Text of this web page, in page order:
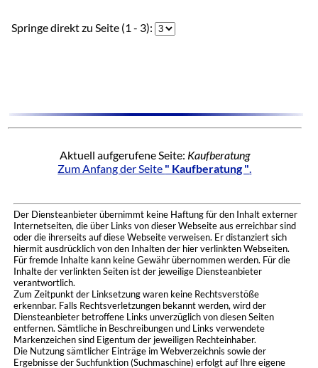
Springe direkt zu Seite (1 - 3):
Aktuell aufgerufene Seite: Kaufberatung
Zum Anfang der Seite " Kaufberatung "
Der Diensteanbieter übernimmt keine Haftung für den Inhalt externer
Internetseiten, die über Links von dieser Webseite aus erreichbar sind
oder die ihrerseits auf diese Webseite verweisen. Er distanziert sich
hiermit ausdrücklich von den Inhalten der hier verlinkten Webseiten.
Für fremde Inhalte kann keine Gewähr übernommen werden. Für die
Inhalte der verlinkten Seiten ist der jeweilige Diensteanbieter
verantwortlich.
Zum Zeitpunkt der Linksetzung waren keine Rechtsverstöße
erkennbar. Falls Rechtsverletzungen bekannt werden, wird der
Diensteanbieter betroffene Links unverzüglich von diesen Seiten
entfernen. Sämtliche in Beschreibungen und Links verwendete
Markenzeichen sind Eigentum der jeweiligen Rechteinhaber.
Die Nutzung sämtlicher Einträge im Webverzeichnis sowie der
Ergebnisse der Suchfunktion (Suchmaschine) erfolgt auf Ihre eigene